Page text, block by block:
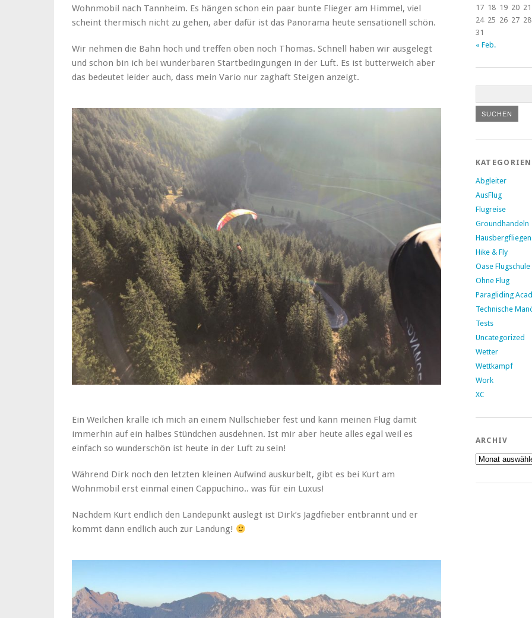
Wohnmobil nach Tannheim. Es hängen schon ein paar bunte Flieger am Himmel, viel
scheint thermisch nicht zu gehen, aber dafür ist das Panorama heute sensationell schön.
Wir nehmen die Bahn hoch und treffen oben noch Thomas. Schnell haben wir ausgelegt
und schon bin ich bei wunderbaren Startbedingungen in der Luft. Es ist butterweich aber
das bedeutet leider auch, dass mein Vario nur zaghaft Steigen anzeigt.
Ein Weilchen kralle ich mich an einem Nullschieber fest und kann meinen Flug damit
immerhin auf ein halbes Stündchen ausdehnen. Ist mir aber heute alles egal weil es
einfach so wunderschön ist heute in der Luft zu sein!
Während Dirk noch den letzten kleinen Aufwind auskurbelt, gibt es bei Kurt am
Wohnmobil erst einmal einen Cappuchino.. was für ein Luxus!
Nachdem Kurt endlich den Landepunkt auslegt ist Dirk’s Jagdfieber entbrannt und er
kommt dann endlich auch zur Landung!
17 18 19 20 21
24 25 26 27 28
31
« Feb.
KATEGORIEN
Abgleiter
AusFlug
Flugreise
Groundhandeln
Hausbergfliegen
Hike & Fly
Oase Flugschule
Ohne Flug
Paragliding
Technische
Tests
Uncategorized
Wetter
Wettkampf
Work
XC
ARCHIV
Archiv